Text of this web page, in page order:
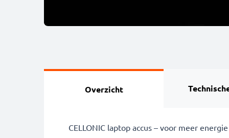
Overzicht
CELLONIC laptop accus – voor meer energie